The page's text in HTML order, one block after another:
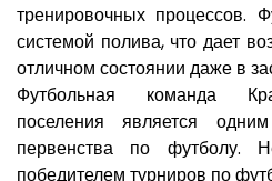
тренировочных процессов.
системой полива, что дает
отличном состоянии даже в
Футбольная команда
поселения является
первенства по футболу.
победителем турниров по